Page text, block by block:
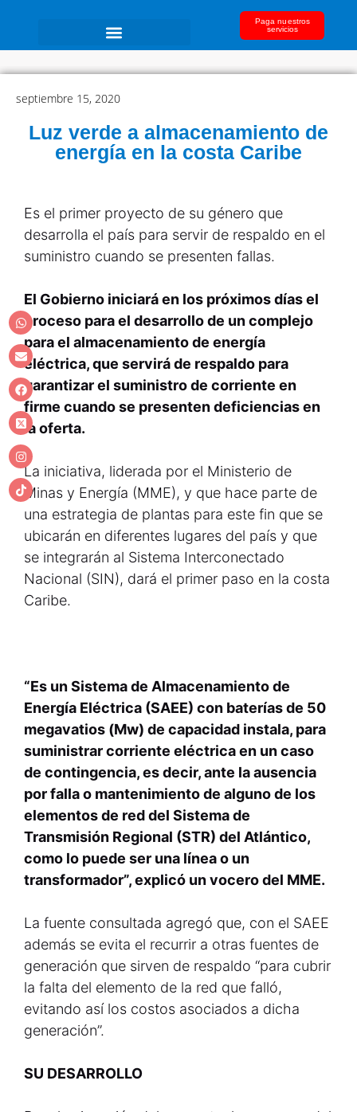
Paga nuestros
servicios
septiembre 15, 2020
Luz verde a almacenamiento de
energía en la costa Caribe
Es el primer proyecto de su género que
desarrolla el país para servir de respaldo en el
suministro cuando se presenten fallas.
El Gobierno iniciará en los próximos días el
proceso para el desarrollo de un complejo
para el almacenamiento de energía
eléctrica, que servirá de respaldo para
garantizar el suministro de corriente en
firme cuando se presenten deficiencias en
la oferta.
La iniciativa, liderada por el Ministerio de
Minas y Energía (MME), y que hace parte de
una estrategia de plantas para este fin que se
ubicarán en diferentes lugares del país y que
se integrarán al Sistema Interconectado
Nacional (SIN), dará el primer paso en la costa
Caribe.
“Es un Sistema de Almacenamiento de
Energía Eléctrica (SAEE) con baterías de 50
megavatios (Mw) de capacidad instala, para
suministrar corriente eléctrica en un caso
de contingencia, es decir, ante la ausencia
por falla o mantenimiento de alguno de los
elementos de red del Sistema de
Transmisión Regional (STR) del Atlántico,
como lo puede ser una línea o un
transformador”, explicó un vocero del MME.
La fuente consultada agregó que, con el SAEE
además se evita el recurrir a otras fuentes de
generación que sirven de respaldo “para cubrir
la falta del elemento de la red que falló,
evitando así los costos asociados a dicha
generación”.
SU DESARROLLO